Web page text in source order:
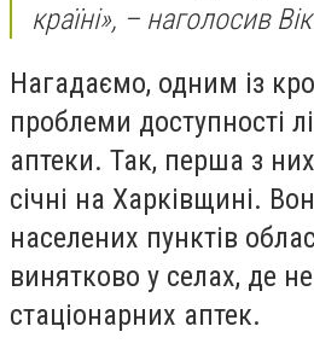
країні», – наголосив
Нагадаємо, одним із
проблеми доступності
аптеки. Так, перша з
січні на Харківщині.
населених пунктів
винятково у селах, де
стаціонарних аптек.